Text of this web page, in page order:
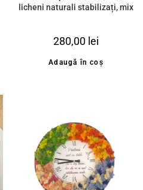
licheni naturali stabilizați, mix
280,00 lei
Adaugă în coș